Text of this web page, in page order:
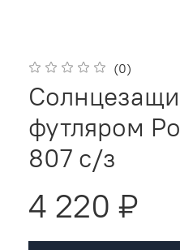
(0)
футляром
807 с/з
4 220 ₽